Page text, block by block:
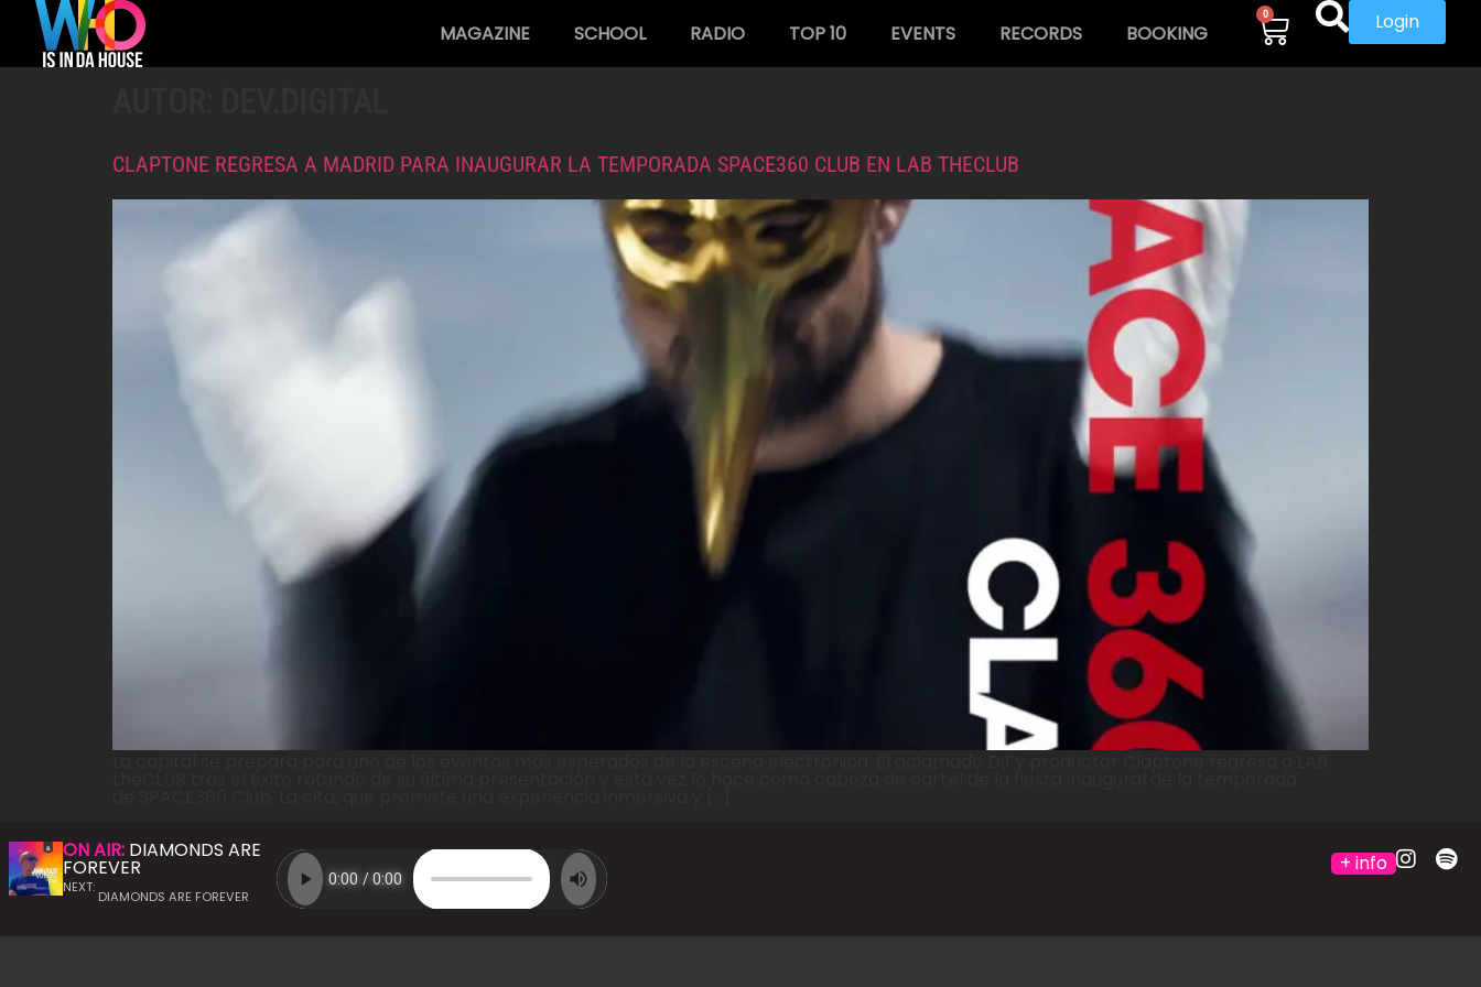
MAGAZINE SCHOOL RADIO TOP 10 EVENTS RECORDS BOOKING
0 Login
CLAPTONE REGRESA A MADRID PARA INAUGURAR LA TEMPORADA SPACE360 CLUB EN LAB THECLUB
ON AIR:DIAMONDS ARE
FOREVER
NEXT:
DIAMONDS ARE FOREVER
+ info